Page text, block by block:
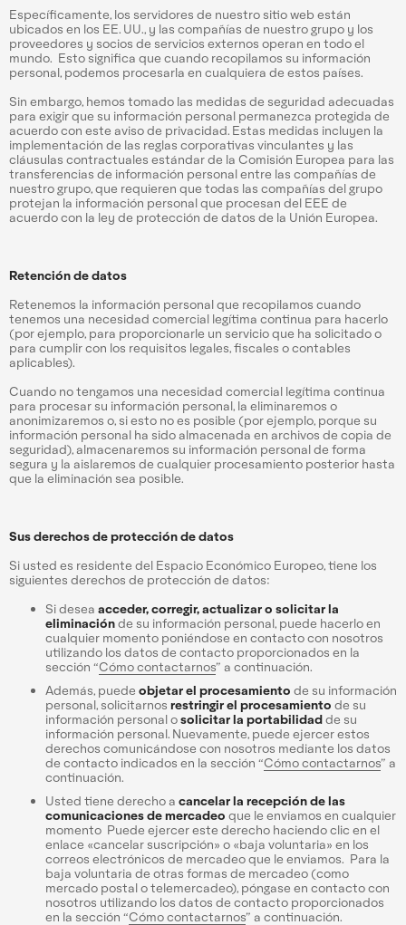
Específicamente, los servidores de nuestro sitio web están
ubicados en los EE. UU., y las compañías de nuestro grupo y los
proveedores y socios de servicios externos operan en todo el
mundo. Esto significa que cuando recopilamos su información
personal, podemos procesarla en cualquiera de estos países.
Sin embargo, hemos tomado las medidas de seguridad adecuadas
para exigir que su información personal permanezca protegida de
acuerdo con este aviso de privacidad. Estas medidas incluyen la
implementación de las reglas corporativas vinculantes y las
cláusulas contractuales estándar de la Comisión Europea para las
transferencias de información personal entre las compañías de
nuestro grupo, que requieren que todas las compañías del grupo
protejan la información personal que procesan del EEE de
acuerdo con la ley de protección de datos de la Unión Europea.
Retención de datos
Retenemos la información personal que recopilamos cuando
tenemos una necesidad comercial legítima continua para hacerlo
(por ejemplo, para proporcionarle un servicio que ha solicitado o
para cumplir con los requisitos legales, fiscales o contables
aplicables).
Cuando no tengamos una necesidad comercial legítima continua
para procesar su información personal, la eliminaremos o
anonimizaremos o, si esto no es posible (por ejemplo, porque su
información personal ha sido almacenada en archivos de copia de
seguridad), almacenaremos su información personal de forma
segura y la aislaremos de cualquier procesamiento posterior hasta
que la eliminación sea posible.
Sus derechos de protección de datos
Si usted es residente del Espacio Económico Europeo, tiene los
siguientes derechos de protección de datos:
Si desea acceder, corregir, actualizar o solicitar la
eliminaciónde su información personal, puede hacerlo en
cualquier momento poniéndose en contacto con nosotros
utilizando los datos de contacto proporcionados en la
sección “Cómo contactarnos” a continuación.
Además, puede objetar el procesamiento de su información
personal, solicitarnos restringir el procesamiento de su
información personal osolicitar la portabilidadde su
información personal. Nuevamente, puede ejercer estos
derechos comunicándose con nosotros mediante los datos
de contacto indicados en la sección “Cómo contactarnos” a
continuación.
Usted tiene derecho a cancelar la recepción de las
comunicaciones de mercadeo que le enviamos en cualquier
momento Puede ejercer este derecho haciendo clic en el
enlace «cancelar suscripción» o «baja voluntaria» en los
correos electrónicos de mercadeo que le enviamos. Para la
baja voluntaria de otras formas de mercadeo (como
mercado postal o telemercadeo), póngase en contacto con
nosotros utilizando los datos de contacto proporcionados
en la sección “Cómo contactarnos” a continuación.